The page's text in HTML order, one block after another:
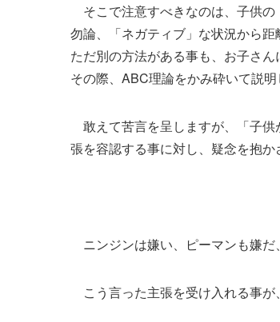
そこで注意すべきなのは、子供の
勿論、「ネガティブ」な状況から距
ただ別の方法がある事も、お子さん
その際、ABC理論をかみ砕いて説
敢えて苦言を呈しますが、「子
張を容認する事に対し、疑念を抱か
ニンジンは嫌い、ピーマンも嫌だ
こう言った主張を受け入れる事